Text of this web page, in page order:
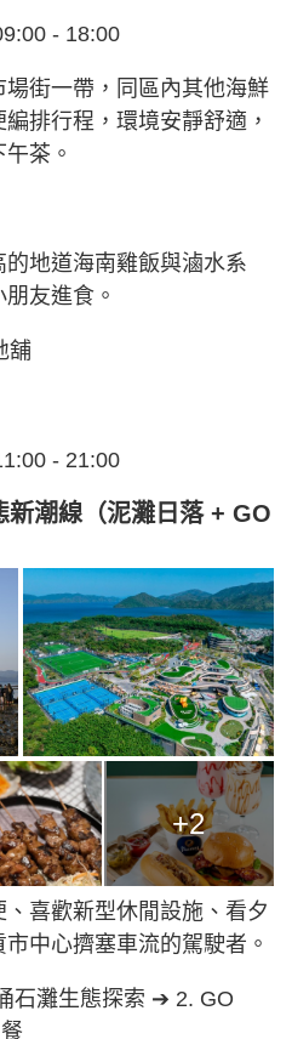
- 18:00
街一帶，同區內其他海鮮
排行程，環境安靜舒適，
茶。
地道海南雞飯與滷水系
友進食。
舖
- 21:00
新潮線（泥灘日落 + GO
+2
喜歡新型休閒設施、看夕
中心擠塞車流的駕駛者。
石灘生態探索 ➔ 2. GO